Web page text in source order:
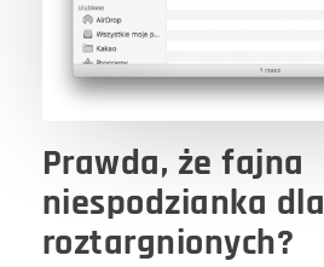
Prawda, że fajna
niespodzianka dla
roztargnionych?